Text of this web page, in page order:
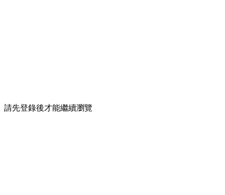
請先登錄後才能繼續瀏覽